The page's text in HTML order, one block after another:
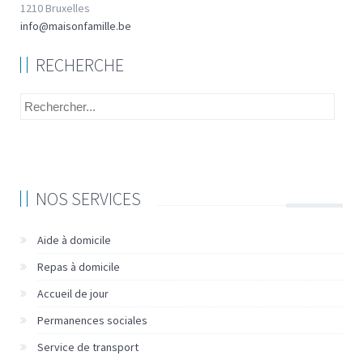
1210 Bruxelles
info@maisonfamille.be
RECHERCHE
NOS SERVICES
Aide à domicile
Repas à domicile
Accueil de jour
Permanences sociales
Service de transport